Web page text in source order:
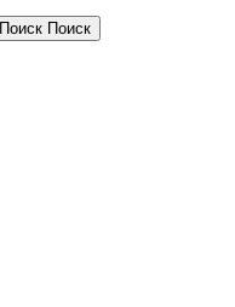
Поиск Поиск